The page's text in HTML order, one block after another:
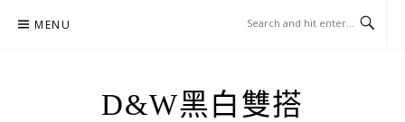
MENU
D&W黑白雙搭